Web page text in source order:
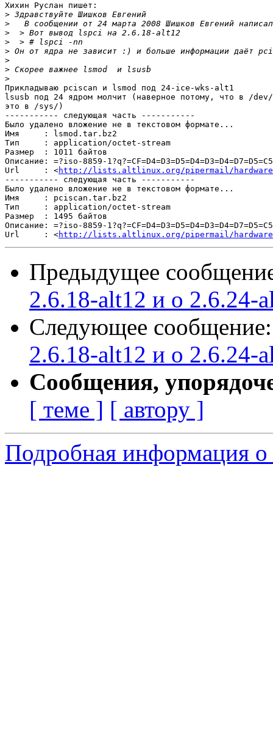
Хихин Руслан пишет:
>
>
>
>
>
>
>
>
Прикладываю pciscan и lsmod под 24-ice-wks-alt1
lsusb под 24 ядром молчит (наверное потому, что в /
это в /sys/)
----------- следующая часть -----------
Было удалено вложение не в текстовом формате...
Имя     : lsmod.tar.bz2
Тип     : application/octet-stream
Размер  : 1011 байтов
Описание: =?iso-8859-
Url     : <http://lists.altlinux.org/pipermail/hardware/
----------- следующая часть -----------
Было удалено вложение не в текстовом формате...
Имя     : pciscan.tar.bz2
Тип     : application/octet-stream
Размер  : 1495 байтов
Описание: =?iso-8859-
Url     : <http://lists.altlinux.org/pipermail/hardware/
Предыдущее
2.6.18-alt12 и о 2.6.24-
Следующее
2.6.18-alt12 и о 2.6.24-
Сообщения,
[ теме ] [ автору ]
Подробная информация о